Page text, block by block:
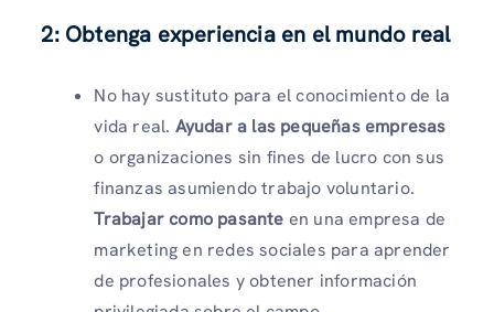
2: Obtenga experiencia en el mundo real
No hay sustituto para el conocimiento de la
vida real. Ayudar a las pequeñas empresas
o organizaciones sin fines de lucro con sus
finanzas asumiendo trabajo voluntario.
Trabajar como pasante en una empresa de
marketing en redes sociales para aprender
de profesionales y obtener información